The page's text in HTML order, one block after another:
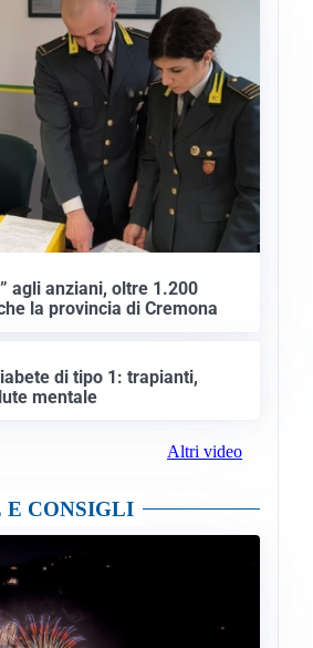
agli anziani, oltre 1.200
la provincia di Cremona
di tipo 1: trapianti,
mentale
Altri video
E CONSIGLI